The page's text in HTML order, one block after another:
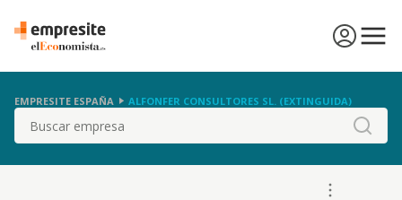
EMPRESITE ESPAÑA ALFONFER CONSULTORES SL. (EXTINGUIDA)
Buscar